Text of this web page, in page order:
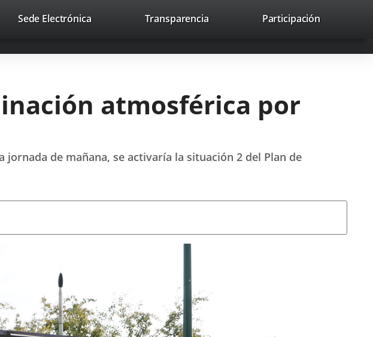
nosotros Contacto avaHeaderSocial
Enlace
una
Enlace
una
Enlace
una
Buscar
Sede ElectrónicaEnlace
aplicación
Transparencia Participación
atmosférica por
de mañana, se activaría la situación 2 del Plan de